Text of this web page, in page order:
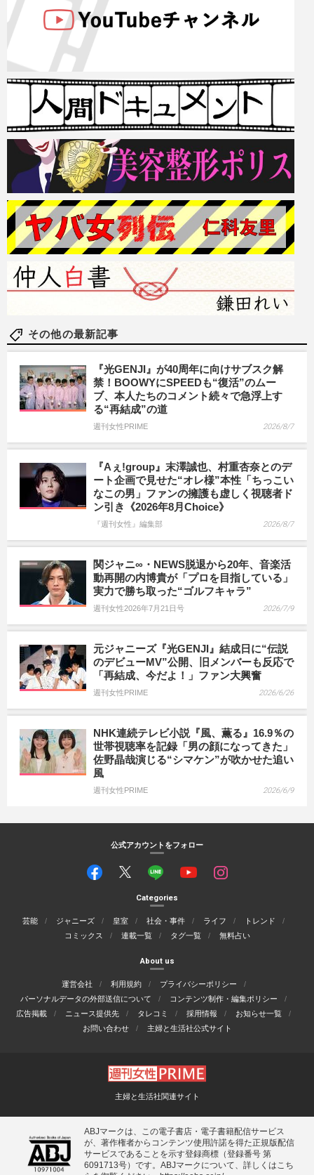
その他の最新記事
『光GENJI』が40周年に向けサブスク解
禁！BOOWYにSPEEDも“復活”のムー
ブ、本人たちのコメント続々で急浮上す
る“再結成”の道
週刊女性PRIME 2026/8/7
『Aぇ!group』末澤誠也、村重杏奈とのデ
ート企画で見せた“オレ様”本性「ちっこい
なこの男」ファンの擁護も虚しく視聴者ド
ン引き《2026年8月Choice》
『週刊女性』編集部 2026/8/7
関ジャニ∞・NEWS脱退から20年、音楽活
動再開の内博貴が「プロを目指している」
実力で勝ち取った“ゴルフキャラ”
週刊女性2026年7月21日号 2026/7/9
元ジャニーズ『光GENJI』結成日に“伝説
のデビューMV”公開、旧メンバーも反応で
「再結成、今だよ！」ファン大興奮
週刊女性PRIME 2026/6/26
NHK連続テレビ小説『風、薫る』16.9％の
世帯視聴率を記録「男の顔になってきた」
佐野晶哉演じる“シマケン”が吹かせた追い
風
週刊女性PRIME 2026/6/9
公式アカウントをフォロー
Categories
芸能 ジャニーズ 皇室 社会・事件 ライフ
トレンド
コミックス
連載一覧 タグ一覧 無料占い
About us
運営会社 利用規約
プライバシーポリシー
パーソナルデータの外部送信について
コンテンツ制作・編集ポリシー
広告掲載
ニュース提供先 タレコミ 採用情報
お知らせ一覧
お問い合わせ
主婦と生活社公式サイト
主婦と生活社関連サイト
ABJマークは、この電子書店・電子書籍配信サービス
が、著作権者からコンテンツ使用許諾を得た正規版配信
サービスであることを示す登録商標（登録番号 第
6091713号）です。ABJマークについて、詳しくはこち